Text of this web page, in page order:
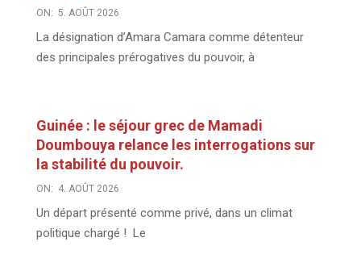
ON: 5. AOÛT 2026
La désignation d’Amara Camara comme détenteur
des principales prérogatives du pouvoir, à
Guinée : le séjour grec de Mamadi
Doumbouya relance les interrogations sur
la stabilité du pouvoir.
ON: 4. AOÛT 2026
Un départ présenté comme privé, dans un climat
politique chargé ! Le